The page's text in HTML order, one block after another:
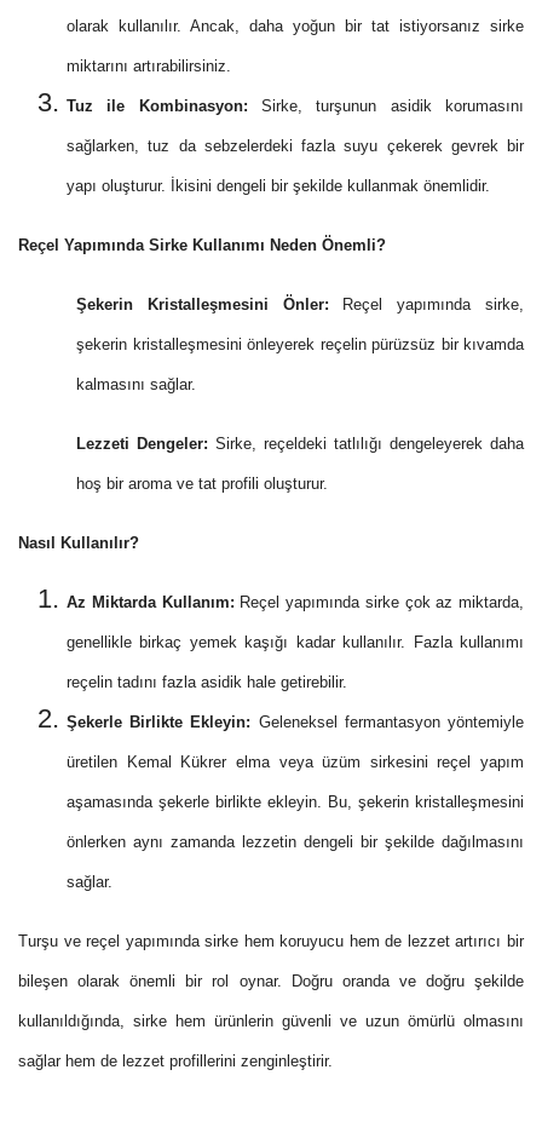
olarak kullanılır. Ancak, daha yoğun bir tat istiyorsanız sirke
miktarını artırabilirsiniz.
Tuz ile Kombinasyon: Sirke, turşunun asidik korumasını
sağlarken, tuz da sebzelerdeki fazla suyu çekerek gevrek bir
yapı oluşturur. İkisini dengeli bir şekilde kullanmak önemlidir.
Reçel Yapımında Sirke Kullanımı Neden Önemli?
Şekerin Kristalleşmesini Önler: Reçel yapımında sirke,
şekerin kristalleşmesini önleyerek reçelin pürüzsüz bir kıvamda
kalmasını sağlar.
Lezzeti Dengeler: Sirke, reçeldeki tatlılığı dengeleyerek daha
hoş bir aroma ve tat profili oluşturur.
Nasıl Kullanılır?
Az Miktarda Kullanım: Reçel yapımında sirke çok az miktarda,
genellikle birkaç yemek kaşığı kadar kullanılır. Fazla kullanımı
reçelin tadını fazla asidik hale getirebilir.
Şekerle Birlikte Ekleyin: Geleneksel fermantasyon yöntemiyle
üretilen Kemal Kükrer elma veya üzüm sirkesini reçel yapım
aşamasında şekerle birlikte ekleyin. Bu, şekerin kristalleşmesini
önlerken aynı zamanda lezzetin dengeli bir şekilde dağılmasını
sağlar.
Turşu ve reçel yapımında sirke hem koruyucu hem de lezzet artırıcı bir
bileşen olarak önemli bir rol oynar. Doğru oranda ve doğru şekilde
kullanıldığında, sirke hem ürünlerin güvenli ve uzun ömürlü olmasını
sağlar hem de lezzet profillerini zenginleştirir.